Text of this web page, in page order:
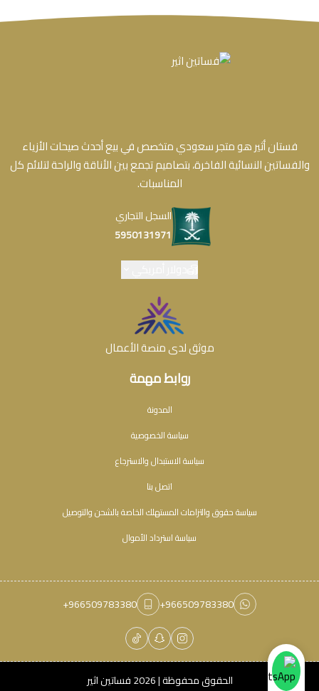
روابط مهمة
المدونة
سياسة الخصوصية
سياسة الاستبدال والاسترجاع
اتصل بنا
سياسة حقوق والتزامات المستهلك الخاصة بالشحن والتوصيل
سياسة استرداد الأموال
فستان أثير هو متجر سعودي متخصص في بيع أحدث صيحات الأزياء
والفساتين النسائية الفاخرة، بتصاميم تجمع بين الأناقة والراحة لتلائم كل
المناسبات.
السجل التجاري
5950131971
موثق لدى منصة الأعمال
+966509783380
+966509783380
الحقوق محفوظة | 2026 فساتين اثير